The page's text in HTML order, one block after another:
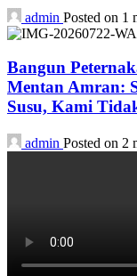
admin Posted on 1
Bangun
Mentan Amran:
Susu, Kami
admin Posted on 2